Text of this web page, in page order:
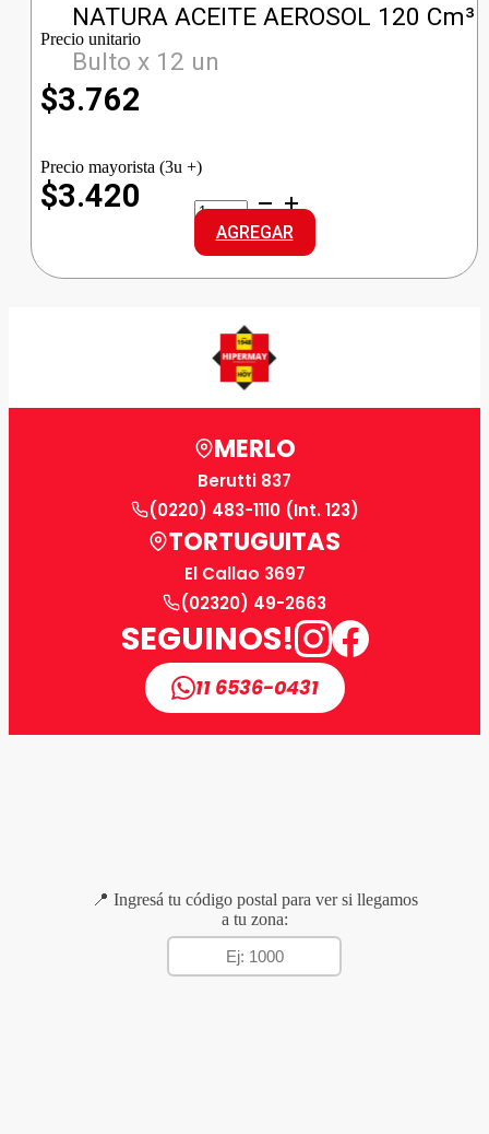
NATURA ACEITE AEROSOL 120 Cm³
Bulto x 12 un
Precio unitario
$3.762
Precio mayorista (3u +)
$3.420
NATURA
ACEITE
AEROSOL
cantidad
AGREGAR
MERLO
Berutti 837
(0220) 483-1110 (Int. 123)
TORTUGUITAS
El Callao 3697
(02320) 49-2663
SEGUINOS!
11 6536-0431
📍 Ingresá tu código postal para ver si llegamos
a tu zona: